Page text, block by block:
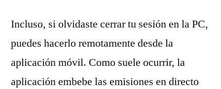
Incluso, si olvidaste cerrar tu sesión en la PC,
puedes hacerlo remotamente desde la
aplicación móvil. Como suele ocurrir, la
aplicación embebe las emisiones en directo